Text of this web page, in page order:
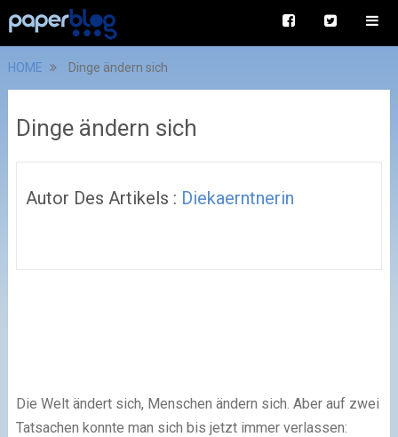
HOME Dinge ändern sich
Dinge ändern sich
Autor Des Artikels : Diekaerntnerin
Die Welt ändert sich, Menschen ändern sich. Aber auf zwei
Tatsachen konnte man sich bis jetzt immer verlassen: